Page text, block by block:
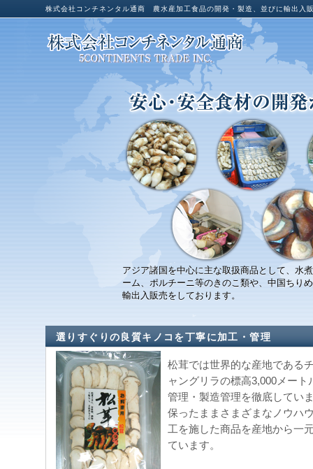
株式会社コンチネンタル通商 農水産加工食品の開発・製造、並びに輸出入
アジア諸国を中心に主な取扱商品として、水
ーム、ポルチーニ等のきのこ類や、中国ちり
輸出入販売をしております。
選りすぐりの良質キノコを丁寧に加工・管理
松茸では世界的な産地である
ャングリラの標高3,000メー
管理・製造管理を徹底してい
保ったままさまざまなノウハ
工を施した商品を産地から一
ています。